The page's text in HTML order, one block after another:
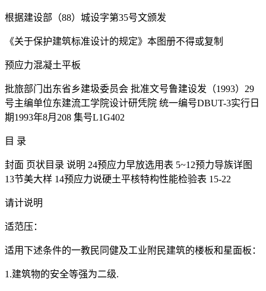
根据建设部（88）城设字第35号文颁发
《关于保护建筑标准设计的规定》本图册不得或复制
预应力混凝土平板
批旅部门出东省乡建圾委员会 批准文号鲁建设发（1993）29
号主编单位东建流工学院设计研凭院 统一编号DBUT-3实行日
期1993年8月208 集号L1G402
目 录
封面 页状目录 说明 24预应力早放选用表 5~12预力导族详图
13节美大样 14预应力说硬土平核特构性能检验表 15-22
请计说明
适范压：
适用下述条件的一教民同健及工业附民建筑的楼板和星面板：
1.建筑物的安全等强为二级.